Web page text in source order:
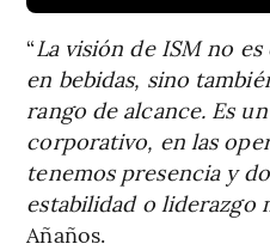
“La visión de ISM no
en bebidas, sino
rango de alcance. Es
corporativo, en las
tenemos presencia y
estabilidad o liderazgo
Añaños.